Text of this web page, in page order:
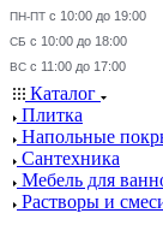
ПН-ПТ с 10:00 до 19:00
СБ с 10:00 до 18:00
ВС с 11:00 до 17:00
Каталог
Плитка
Напольные
Сантехника
Мебель для
Растворы и